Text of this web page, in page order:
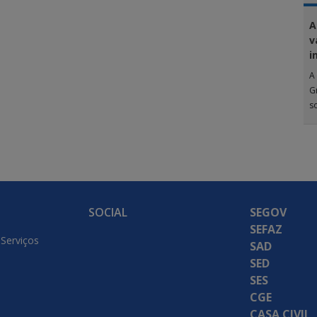
A
SOCIAL
SEGOV
SEFAZ
SAD
SED
SES
CGE